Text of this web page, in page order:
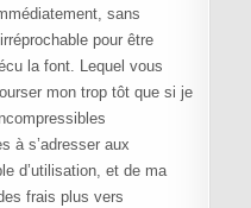
sans
pour être
la font. Lequel vous
mon trop tôt que si je
à s’adresser aux
d’utilisation, et de ma
frais plus vers